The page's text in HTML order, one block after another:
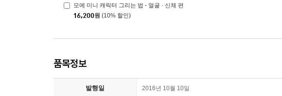
모에 미니 캐릭터 그리는 법 - 얼굴 · 신체 편
16,200원 (10% 할인)
품목정보
발행일 2016년 10월 10일